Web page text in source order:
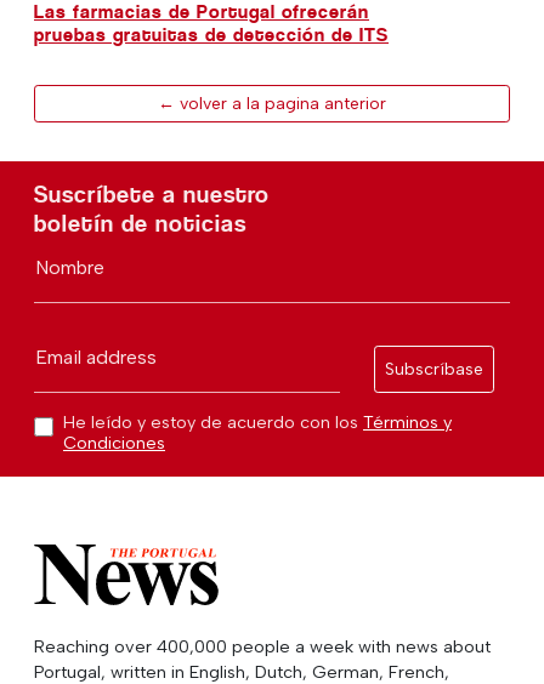
Las farmacias de Portugal ofrecerán
pruebas gratuitas de detección de ITS
← volver a la pagina anterior
Suscríbete a nuestro
boletín de noticias
Nombre
Email address
Subscríbase
He leído y estoy de acuerdo con los Términos y
Condiciones
Reaching over 400,000 people a week with news about
Portugal, written in English, Dutch, German, French,